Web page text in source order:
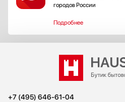
городов России
Подробнее
+7 (495) 646-61-04